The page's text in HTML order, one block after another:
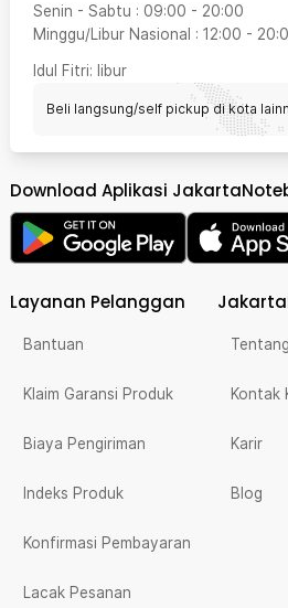
Senin - Sabtu : 09:00 - 20:00
Minggu/Libur Nasional : 12:00 -
Idul Fitri: libur
Beli langsung/self pickup di kota
Download Aplikasi
Layanan Pelanggan
Bantuan
Klaim Garansi Produk
Biaya Pengiriman
Indeks Produk
Konfirmasi Pembayaran
Lacak Pesanan
Kontak
Karir
Blog